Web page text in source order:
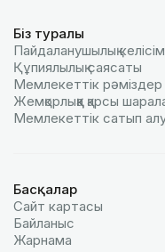
Біз туралы
Пайдаланушылық келiciм
Құпиялылық саясаты
Мемлекеттік рәміздер
Жемқорлыққа қарсы
Мемлекеттік сатып
Басқалар
Сайт картасы
Байланыс
Жарнама